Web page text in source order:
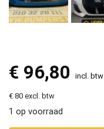
€ 96,80 incl. btw
€ 80 excl. btw
1 op voorraad